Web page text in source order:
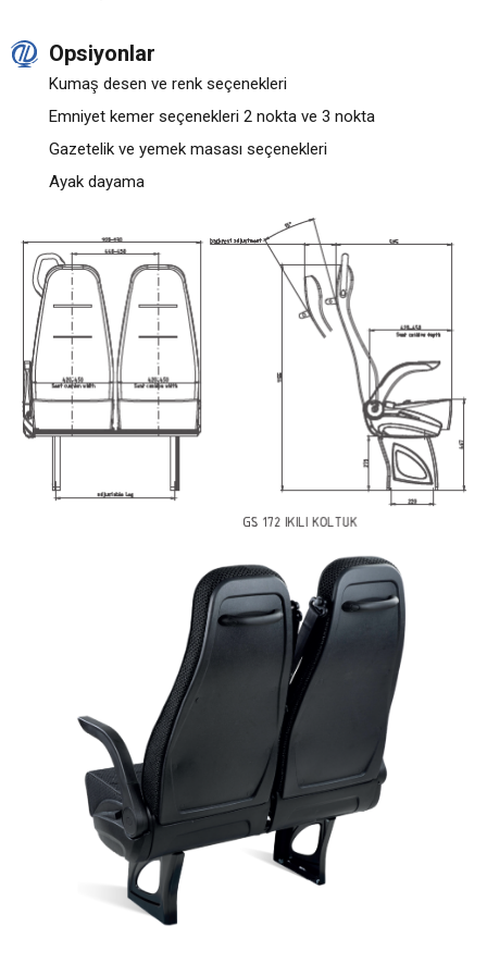
Opsiyonlar
Kumaş desen ve renk seçenekleri
Emniyet kemer seçenekleri 2 nokta ve 3 nokta
Gazetelik ve yemek masası seçenekleri
Ayak dayama